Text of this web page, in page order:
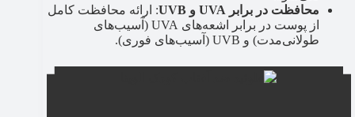
محافظت در برابر UVA و UVB
: ارائه محافظت کامل
از پوست در برابر اشعه‌های UVA (آسیب‌های
طولانی‌مدت) و UVB (آسیب‌های فوری).